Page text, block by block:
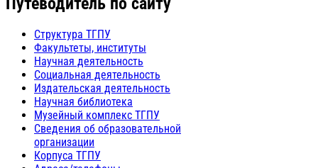
Структура ТГПУ
Факультеты, институты
Научная деятельность
Социальная деятельность
Издательская деятельность
Научная библиотека
Музейный комплекс ТГПУ
Сведения об образовательной
организации
Корпуса ТГПУ